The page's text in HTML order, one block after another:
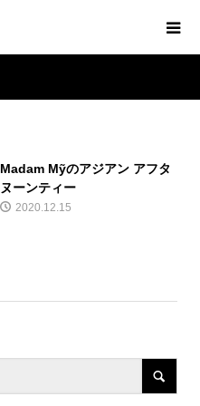
Madam Mỹのアジアン アフタ
ヌーンティー
2020.12.15